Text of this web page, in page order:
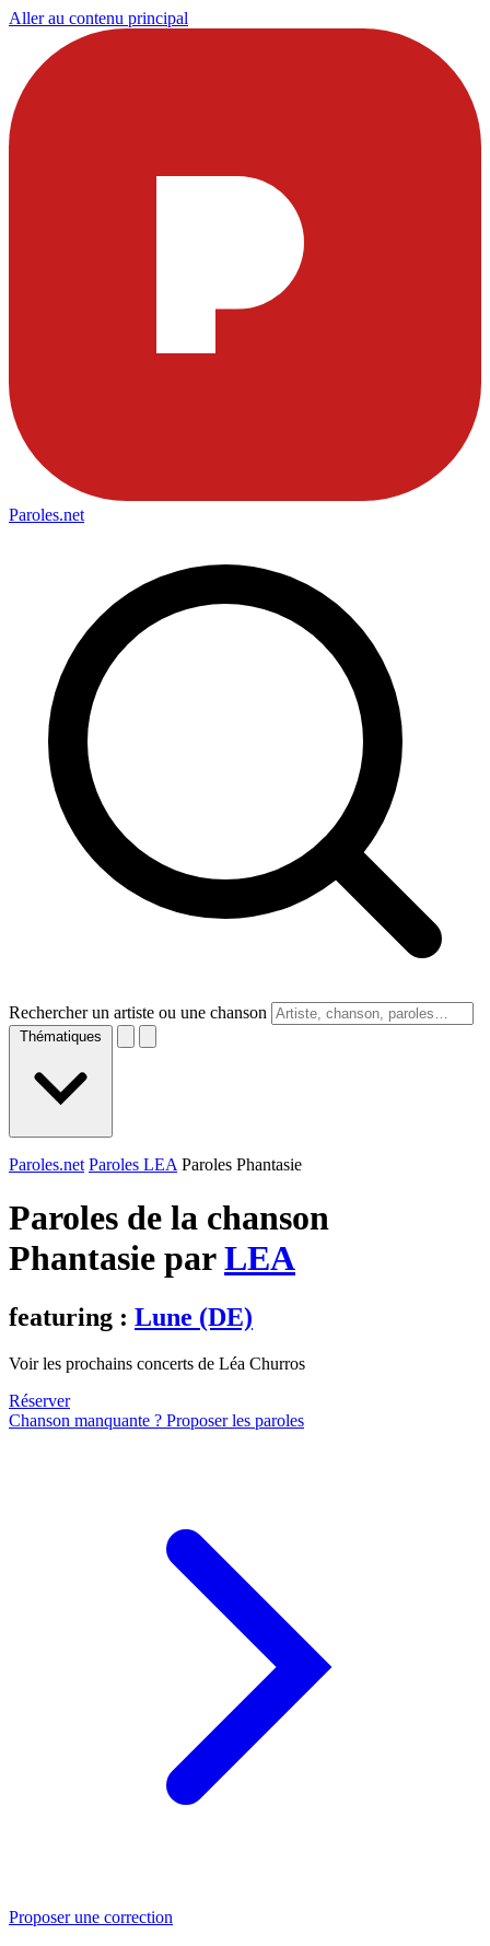
Aller au contenu principal
Paroles.net
Rechercher un artiste ou une chanson
Thématiques
Paroles.net Paroles LEA Paroles Phantasie
Paroles de la chanson
Phantasie parLEA
featuring : Lune (DE)
Voir les prochains concerts de Léa Churros
Réserver
Chanson manquante ? Proposer les paroles
Proposer une correction